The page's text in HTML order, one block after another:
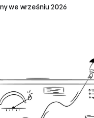
we wrześniu 2026